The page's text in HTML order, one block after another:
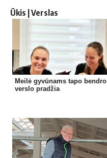
Ūkis | Verslas
Meilė gyvūnams tapo bendro
verslo pradžia